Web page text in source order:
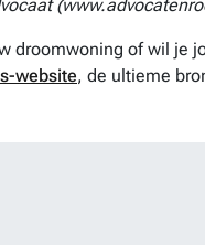
droomwoning of wil je
website, de ultieme